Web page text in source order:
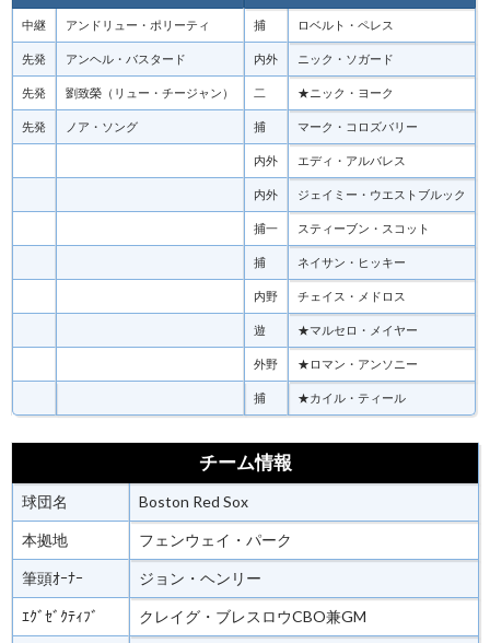
中継 アンドリュー・ポリーティ 捕 ロベルト・ペレス
先発 アンヘル・バスタード 内外 ニック・ソガード
先発 劉致榮（リュー・チージャン） 二 ★ニック・ヨーク
先発 ノア・ソング 捕 マーク・コロズバリー
内外 エディ・アルバレス
内外 ジェイミー・ウエストブルック
捕一 スティーブン・スコット
捕 ネイサン・ヒッキー
内野 チェイス・メドロス
遊 ★マルセロ・メイヤー
外野 ★ロマン・アンソニー
捕 ★カイル・ティール
チーム情報
球団名 Boston Red Sox
本拠地 フェンウェイ・パーク
筆頭ｵｰﾅｰ ジョン・ヘンリー
ｴｸﾞｾﾞｸﾃｨﾌﾞ クレイグ・ブレスロウCBO兼GM